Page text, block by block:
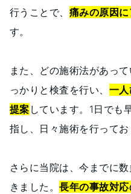
行うことで、 痛みの原因
す。
また、どの施術法があっ
っかりと検査を行い、 一
提案 しています。1日でも
指し、日々施術を行ってお
さらに当院は、今までに
きました。長年の事故対